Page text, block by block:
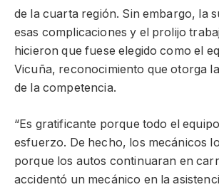
de la cuarta región. Sin embargo, la
esas complicaciones y el prolijo
hicieron que fuese elegido como el
Vicuña, reconocimiento que otorga
de la competencia.
“Es gratificante porque todo el
esfuerzo. De hecho, los mecánicos
porque los autos continuaran en
accidentó un mecánico en la